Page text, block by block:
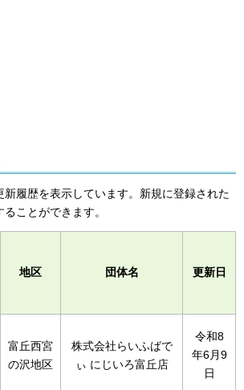
新履歴を表示しています。新規に登録された
ことができます。
地区 団体名 更新日
富丘西宮
の沢地区
株式会社らいふばで
ぃ にじいろ富丘店
令和8
年6月9
日